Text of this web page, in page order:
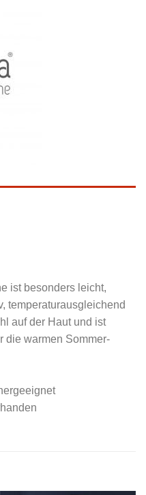
ist besonders leicht,
temperaturausgleichend
auf der Haut und ist
die warmen Sommer-